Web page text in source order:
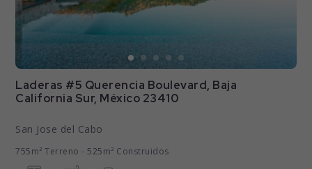
Laderas #5 Querencia Boulevard, Baja
California Sur, México 23410
San Jose del Cabo
755m² Terreno - 525m² Construidos